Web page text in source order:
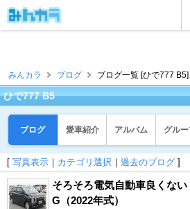
みんカラ ブログ ブログ一覧 [ひで777 B5]
ひで777 B5
ブログ 愛車紹介 アルバム グル
[ 写真表示 ｜ カテゴリ選択 ｜ 過去のブログ ]
そろそろ電気自動車良くな
G（2022年式）